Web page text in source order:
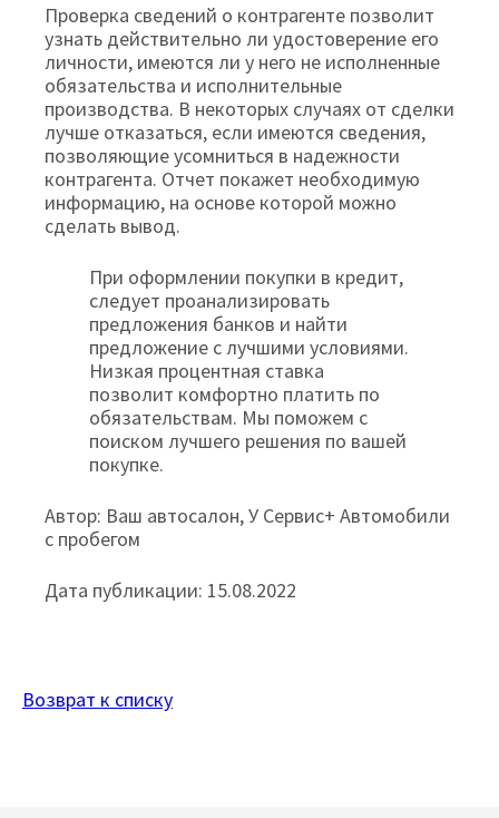
Проверка сведений о контрагенте позволит
узнать действительно ли удостоверение его
личности, имеются ли у него не исполненные
обязательства и исполнительные
производства. В некоторых случаях от сделки
лучше отказаться, если имеются сведения,
позволяющие усомниться в надежности
контрагента. Отчет покажет необходимую
информацию, на основе которой можно
сделать вывод.
При оформлении покупки в кредит,
следует проанализировать
предложения банков и найти
предложение с лучшими условиями.
Низкая процентная ставка
позволит комфортно платить по
обязательствам. Мы поможем с
поиском лучшего решения по вашей
покупке.
Автор: Ваш автосалон, У Сервис+ Автомобили
с пробегом
Дата публикации: 15.08.2022
Возврат к списку